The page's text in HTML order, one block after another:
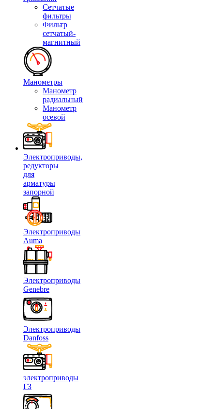
Сетчатые
фильтры
Фильтр
сетчатый-
магнитный
Манометры
Манометр
радиальный
Манометр
осевой
Электроприводы,
редукторы
для
арматуры
запорной
Электроприводы
Auma
Электроприводы
Genebre
Электроприводы
Danfoss
электроприводы
ГЗ